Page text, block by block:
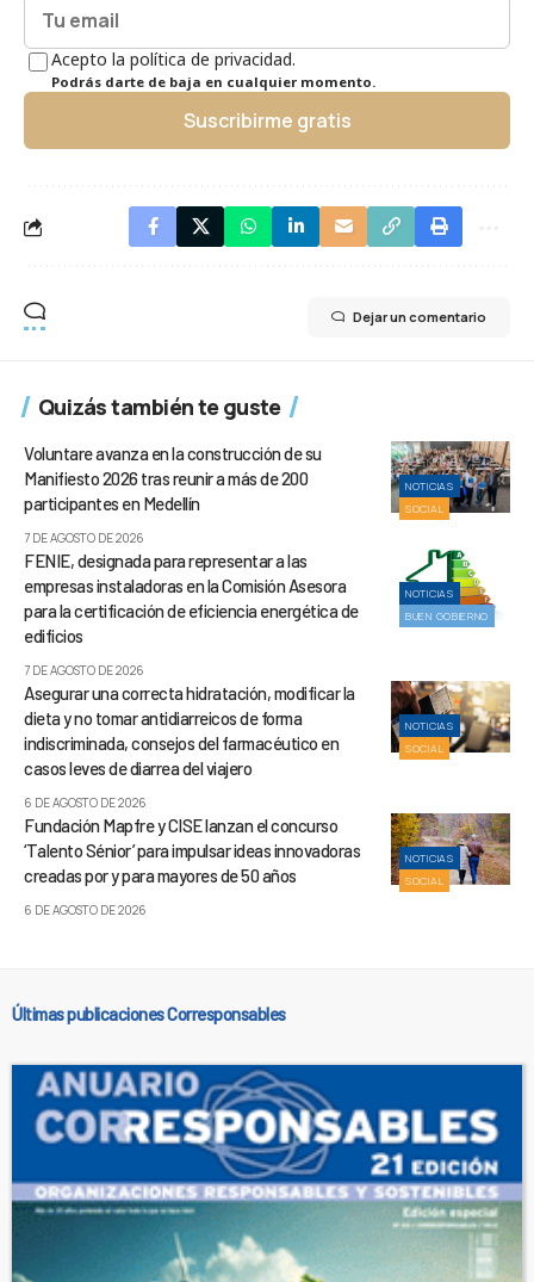
Acepto la política de privacidad.
Podrás darte de baja en cualquier momento.
Suscribirme gratis
Dejar un comentario
Quizás también te guste
NOTICIAS
SOCIAL
Voluntare avanza en la construcción de su
Manifiesto 2026 tras reunir a más de 200
participantes en Medellín
7 DE AGOSTO DE 2026
NOTICIAS
BUEN GOBIERNO
FENIE, designada para representar a las
empresas instaladoras en la Comisión Asesora
para la certificación de eficiencia energética de
edificios
7 DE AGOSTO DE 2026
NOTICIAS
SOCIAL
Asegurar una correcta hidratación, modificar la
dieta y no tomar antidiarreicos de forma
indiscriminada, consejos del farmacéutico en
casos leves de diarrea del viajero
6 DE AGOSTO DE 2026
NOTICIAS
SOCIAL
Fundación Mapfre y CISE lanzan el concurso
‘Talento Sénior’ para impulsar ideas innovadoras
creadas por y para mayores de 50 años
6 DE AGOSTO DE 2026
Últimas publicaciones Corresponsables